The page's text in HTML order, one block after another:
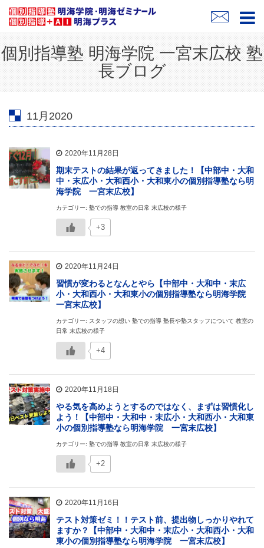
個別指導塾 明海学院 一宮末広校 塾
長ブログ
11月2020
2020年11月28日
期末テストの結果が返ってきました！【中部中・大和
中・末広小・大和西小・大和東小の個別指導塾なら明
海学院 一宮末広校】
カテゴリー: 塾での指導 教室の日常 末広校の様子
+3
2020年11月24日
習慣が変わるとなんとやら【中部中・大和中・末広
小・大和西小・大和東小の個別指導塾なら明海学院
一宮末広校】
カテゴリー: スタッフの想い 塾での指導 塾長や塾スタッフについて 教室の
日常 末広校の様子
+4
2020年11月18日
やる気を高めようとするのではなく、まずは習慣化し
よう！【中部中・大和中・末広小・大和西小・大和東
小の個別指導塾なら明海学院 一宮末広校】
カテゴリー: 塾での指導 教室の日常 末広校の様子
+2
2020年11月16日
テスト対策ゼミ！！テスト前、提出物しっかりやれて
ますか？【中部中・大和中・末広小・大和西小・大和
東小の個別指導塾なら明海学院 一宮末広校】